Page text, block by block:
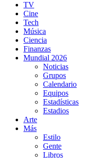
TV
Cine
Tech
Música
Ciencia
Finanzas
Mundial 2026
Noticias
Grupos
Calendario
Equipos
Estadísticas
Estadios
Arte
Más
Estilo
Gente
Libros